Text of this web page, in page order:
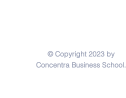
© Copyright 2023 by
Concentra Business School.